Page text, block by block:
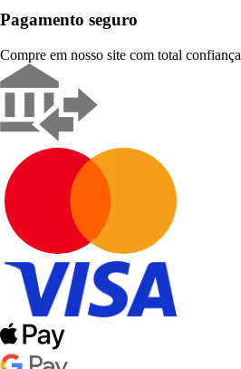
Pagamento seguro
Compre em nosso site com total confiança